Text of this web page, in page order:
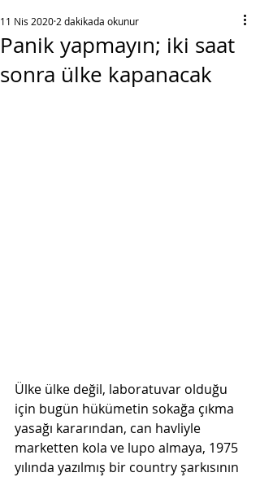
Panik yapmayın; iki saat
sonra ülke kapanacak
11 Nis 2020 2 dakikada okunur
Ülke ülke değil, laboratuvar olduğu
için bugün hükümetin sokağa çıkma
yasağı kararından, can havliyle
marketten kola ve lupo almaya, 1975
yılında yazılmış bir country şarkısının